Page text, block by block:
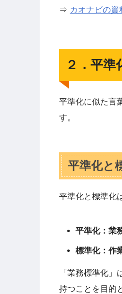
⇒ カオナビの資
２．平準
平準化に似た言
す。
平準化と
平準化と標準化
平準化：業
標準化：作
「業務標準化
持つことを目的